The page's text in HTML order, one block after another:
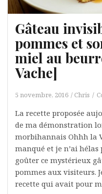
Gâteau
pommes et
miel au
Vache]
5 novembre, 2016 Chris
La recette proposée
de ma démonstration
morbihannais Ohhh la
manqué et je n’ai hélas
goûter ce mystérieux
pommes aux visiteurs.
recette qui avait pour